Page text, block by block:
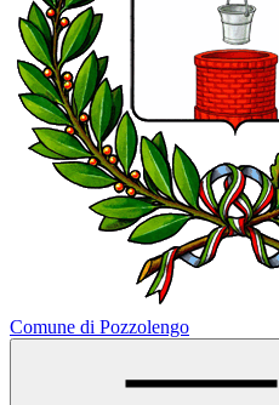
Comune di Pozzolengo